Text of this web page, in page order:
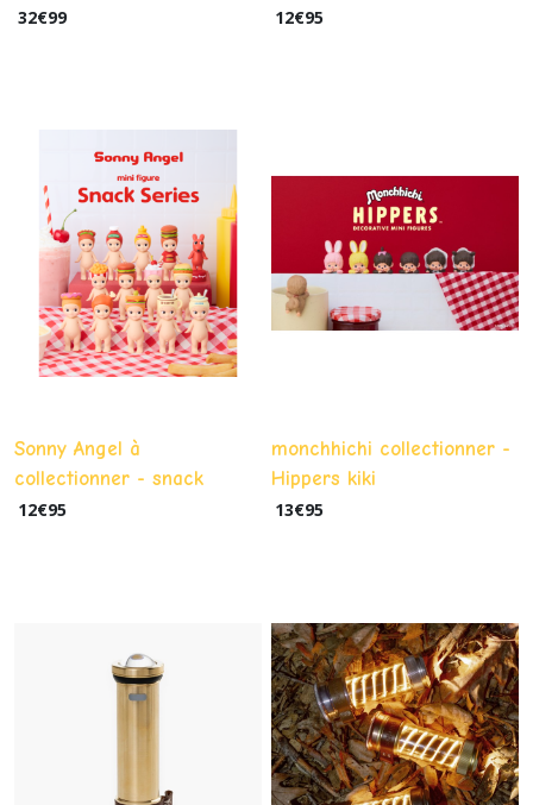
32€99 12€95
Sonny Angel à
collectionner - snack
12€95
monchhichi collectionner -
Hippers kiki
13€95